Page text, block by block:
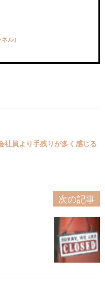
ル）
社員より手残りが多く感じる
次の記事